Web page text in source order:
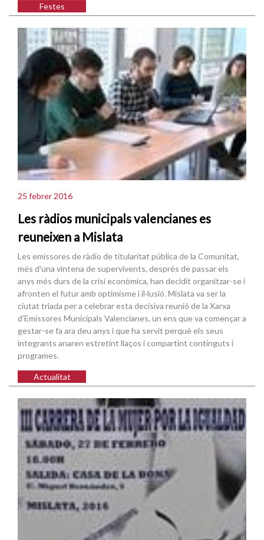
Festes
25 febrer 2016
Les ràdios municipals valencianes es
reuneixen a Mislata
Les emissores de ràdio de titularitat pública de la Comunitat,
més d'una vintena de supervivents, després de passar els
anys més durs de la crisi econòmica, han decidit organitzar-se i
afronten el futur amb optimisme i il·lusió. Mislata va ser la
ciutat triada per a celebrar esta decisiva reunió de la Xarxa
d'Emissores Municipals Valencianes, un ens que va començar a
gestar-se fa ara deu anys i que ha servit perquè els seus
integrants anaren estretint llaços i compartint continguts i
programes.
Actualitat